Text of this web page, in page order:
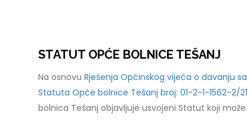
STATUT OPĆE BOLNICE TEŠANJ
Na osnovu Rješenja Općinskog vijeća o davanju
Statuta Opće bolnice Tešanj broj: 01-2-1-1562-2/
bolnica Tešanj objavljuje usvojeni Statut koji